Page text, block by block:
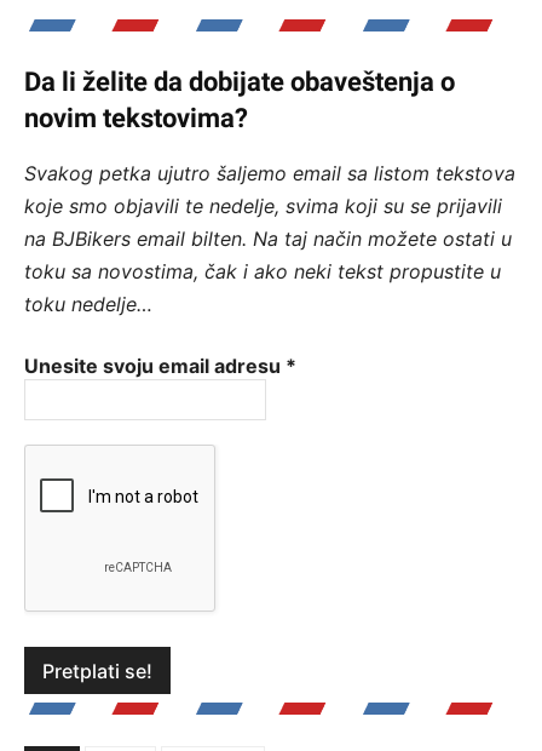
Da li želite da dobijate obaveštenja o
novim tekstovima?
Svakog petka ujutro šaljemo email sa listom tekstova
koje smo objavili te nedelje, svima koji su se prijavili
na BJBikers email bilten. Na taj način možete ostati u
toku sa novostima, čak i ako neki tekst propustite u
toku nedelje…
Unesite svoju email adresu *